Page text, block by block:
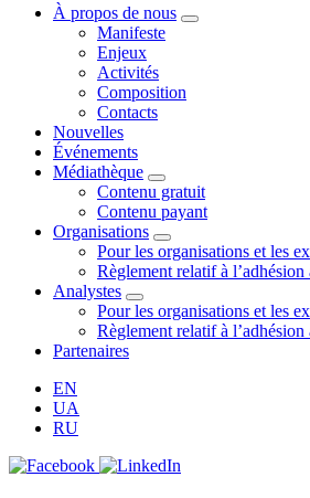
À propos de nous
Manifeste
Enjeux
Activités
Composition
Contacts
Nouvelles
Événements
Médiathèque
Contenu gratuit
Contenu payant
Organisations
Pour les organisations et les
Règlement relatif à l’adhésion
Analystes
Pour les organisations et les
Règlement relatif à l’adhésion
Partenaires
EN
UA
RU